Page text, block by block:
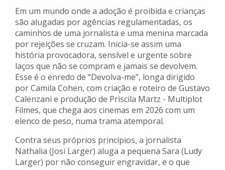
Em um mundo onde a adoção é proibida e crianças
são alugadas por agências regulamentadas, os
caminhos de uma jornalista e uma menina marcada
por rejeições se cruzam. Inicia-se assim uma
história provocadora, sensível e urgente sobre
laços que não se compram e jamais se devolvem.
Esse é o enredo de “Devolva-me”, longa dirigido
por Camila Cohen, com criação e roteiro de Gustavo
Calenzani e produção de Priscila Martz - Multiplot
Filmes, que chega aos cinemas em 2026 com um
elenco de peso, numa trama atemporal.
Contra seus próprios princípios, a jornalista
Nathalia (Josi Larger) aluga a pequena Sara (Ludy
Larger) por não conseguir engravidar, e o que